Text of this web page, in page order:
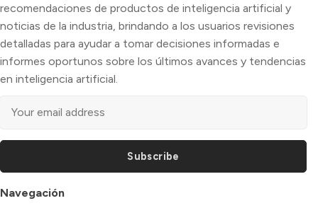
recomendaciones de productos de inteligencia artificial y
noticias de la industria, brindando a los usuarios revisiones
detalladas para ayudar a tomar decisiones informadas e
informes oportunos sobre los últimos avances y tendencias
en inteligencia artificial.
Subscribe
Navegación